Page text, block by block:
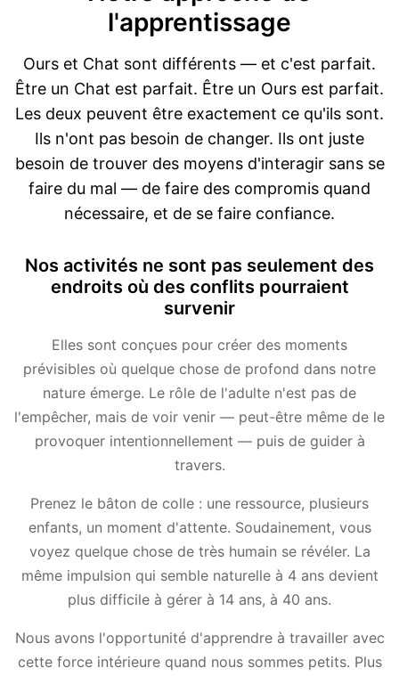
l'apprentissage
Ours et Chat sont différents — et c'est parfait.
Être un Chat est parfait. Être un Ours est parfait.
Les deux peuvent être exactement ce qu'ils sont.
Ils n'ont pas besoin de changer. Ils ont juste
besoin de trouver des moyens d'interagir sans se
faire du mal — de faire des compromis quand
nécessaire, et de se faire confiance.
Nos activités ne sont pas seulement des
endroits où des conflits pourraient
survenir
Elles sont conçues pour créer des moments
prévisibles où quelque chose de profond dans notre
nature émerge. Le rôle de l'adulte n'est pas de
l'empêcher, mais de voir venir — peut-être même de le
provoquer intentionnellement — puis de guider à
travers.
Prenez le bâton de colle : une ressource, plusieurs
enfants, un moment d'attente. Soudainement, vous
voyez quelque chose de très humain se révéler. La
même impulsion qui semble naturelle à 4 ans devient
plus difficile à gérer à 14 ans, à 40 ans.
Nous avons l'opportunité d'apprendre à travailler avec
cette force intérieure quand nous sommes petits. Plus